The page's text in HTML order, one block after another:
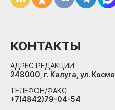
КОНТАКТЫ
АДРЕС РЕДАКЦИИ
248000, г. Калуга, ул.
ТЕЛЕФОН/ФАКС
+7(4842)79-04-54